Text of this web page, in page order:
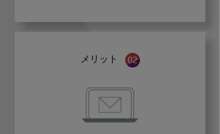
メリット